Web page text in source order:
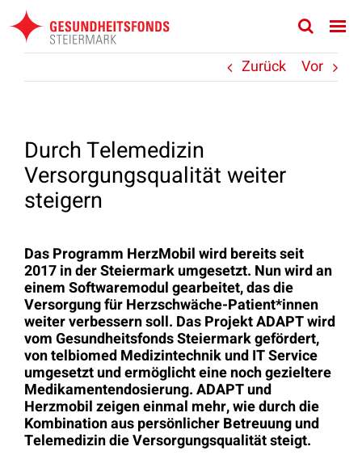
Zum
Inhalt
springen
Zurück
Vor
Durch Telemedizin
Versorgungsqualität weiter
steigern
Das Programm HerzMobil wird bereits seit
2017 in der Steiermark umgesetzt. Nun wird an
einem Softwaremodul gearbeitet, das die
Versorgung für Herzschwäche-Patient*innen
weiter verbessern soll. Das Projekt ADAPT wird
vom Gesundheitsfonds Steiermark gefördert,
von telbiomed Medizintechnik und IT Service
umgesetzt und ermöglicht eine noch gezieltere
Medikamentendosierung. ADAPT und
Herzmobil zeigen einmal mehr, wie durch die
Kombination aus persönlicher Betreuung und
Telemedizin die Versorgungsqualität steigt.